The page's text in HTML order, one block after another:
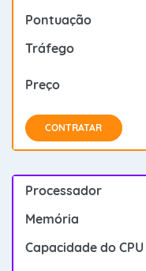
CONTRATAR